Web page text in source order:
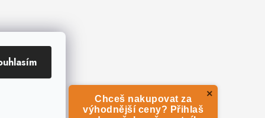
×
Chceš nakupovat za
výhodnější ceny? Přihlaš